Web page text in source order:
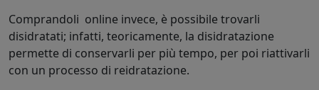
Comprandoli online invece, è possibile trovarli
disidratati; infatti, teoricamente, la disidratazione
permette di conservarli per più tempo, per poi riattivarli
con un processo di reidratazione.